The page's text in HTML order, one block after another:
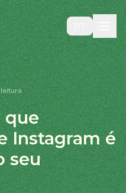
que
Instagram é
seu